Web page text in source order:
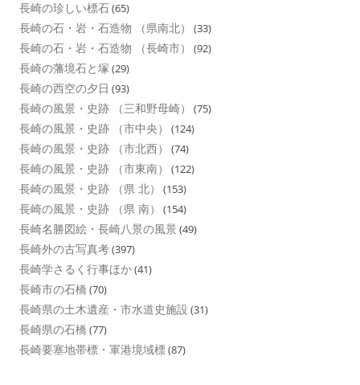
長崎の珍しい標石(65)
長崎の石・岩・石造物 （県南北） (33)
長崎の石・岩・石造物 （長崎市） (92)
長崎の藩境石と塚 (29)
長崎の西空の夕日 (93)
長崎の風景・史跡 （三和野母崎） (75)
長崎の風景・史跡 （市中央） (124)
長崎の風景・史跡 （市北西） (74)
長崎の風景・史跡 （市東南） (122)
長崎の風景・史跡 （県 北） (153)
長崎の風景・史跡 （県 南） (154)
長崎名勝図絵・長崎八景の風景 (49)
長崎外の古写真考(397)
長崎学さるく行事ほか(41)
長崎市の石橋 (70)
長崎県の土木遺産・市水道史施設 (31)
長崎県の石橋 (77)
長崎要塞地帯標・軍港境域標(87)